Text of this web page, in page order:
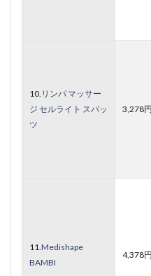
10. リンパ マッサー
ジ セルライト スパッ
ツ
3,278円
11.Medishape
BAMBI
4,378円